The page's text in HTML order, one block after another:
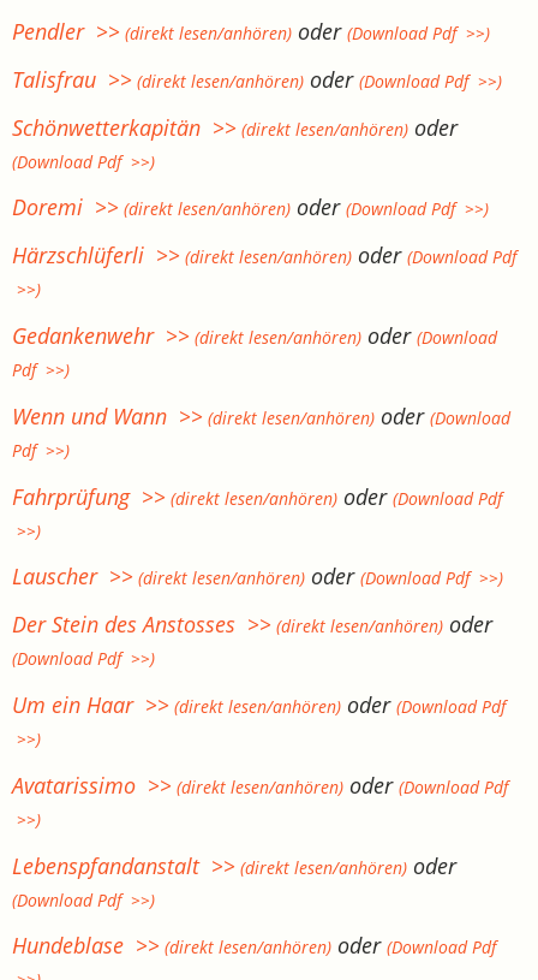
Pendler >> (direkt lesen/anhören) oder(Download Pdf >>)
Talisfrau >> (direkt lesen/anhören) oder(Download Pdf >>)
Schönwetterkapitän >> (direkt lesen/anhören) oder
(Download Pdf >>)
Doremi >> (direkt lesen/anhören) oder(Download Pdf >>)
Härzschlüferli >> (direkt lesen/anhören) oder(Download Pdf
>>)
Gedankenwehr >> (direkt lesen/anhören) oder(Download
Pdf >>)
Wenn und Wann >> (direkt lesen/anhören) oder(Download
Pdf >>)
Fahrprüfung >> (direkt lesen/anhören) oder(Download Pdf
>>)
Lauscher >> (direkt lesen/anhören) oder(Download Pdf >>)
Der Stein des Anstosses >> (direkt lesen/anhören) oder
(Download Pdf >>)
Um ein Haar >> (direkt lesen/anhören) oder(Download Pdf
>>)
Avatarissimo >> (direkt lesen/anhören) oder(Download Pdf
>>)
Lebenspfandanstalt >> (direkt lesen/anhören) oder
(Download Pdf >>)
Hundeblase >> (direkt lesen/anhören) oder(Download Pdf